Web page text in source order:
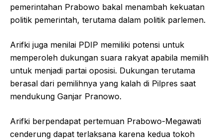
pemerintahan Prabowo bakal menambah kekuatan
politik pemerintah, terutama dalam politik parlemen.
Arifki juga menilai PDIP memiliki potensi untuk
memperoleh dukungan suara rakyat apabila memilih
untuk menjadi partai oposisi. Dukungan terutama
berasal dari pemilihnya yang kalah di Pilpres saat
mendukung Ganjar Pranowo.
Arifki berpendapat pertemuan Prabowo-Megawati
cenderung dapat terlaksana karena kedua tokoh